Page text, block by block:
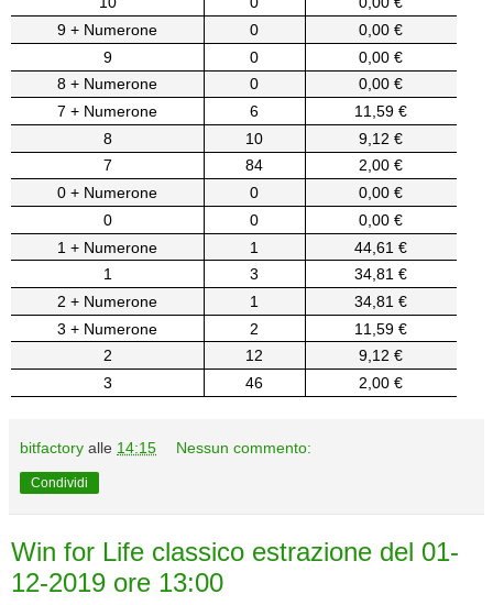
9 + Numerone
0
0,00 €
9
0
0,00 €
8 + Numerone
0
0,00 €
7 + Numerone
6
11,59 €
8
10
9,12 €
7
84
2,00 €
0 + Numerone
0
0,00 €
0
0
0,00 €
1 + Numerone
1
44,61 €
1
3
34,81 €
2 + Numerone
1
34,81 €
3 + Numerone
2
11,59 €
2
12
9,12 €
3
46 2,00 €
bitfactory alle 14:15 Nessun commento:
Condividi
Win for Life classico estrazione del 01-
12-2019 ore 13:00